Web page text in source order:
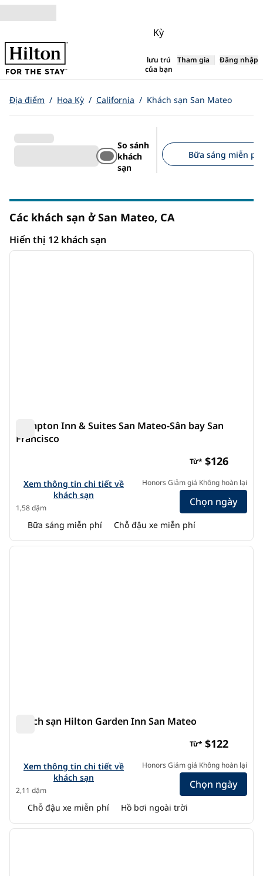
Bỏ qua nội dung
Kỳ
lưu trú
của bạn
,Mở tab mới
Tham gia Đăng nhập
Địa điểm / Hoa Kỳ / California / Khách sạn San Mateo
So sánh
khách
sạn
Bữa sáng miễn
Các khách sạn ở San Mateo, CA
Hiển thị 12 khách sạn
Hiển thị 12 khách sạn
1/12
ảnh
Hampton Inn & Suites San Mateo-Sân bay San
Francisco
Xem chi tiết khách sạn cho Hampton Inn & Suites San
Xem thông tin chi tiết về
khách sạn
1,58 dặm
Từ* $126
Honors Giảm giá Không hoàn lại
Chọn ngày
Bữa sáng miễn phí Chỗ đậu xe miễn phí
1/12
1/12
ảnh
Khách sạn Hilton Garden Inn San Mateo
Xem chi tiết khách sạn cho Hilton Garden Inn San Mateo
Xem thông tin chi tiết về
khách sạn
2,11 dặm
Từ* $122
Honors Giảm giá Không hoàn lại
Chọn ngày
Chỗ đậu xe miễn phí Hồ bơi ngoài trời
1/12
1/12
ảnh